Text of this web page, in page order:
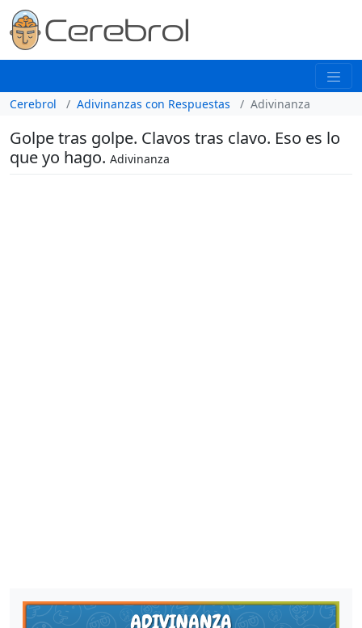
Cerebrol Adivinanzas con Respuestas Adivinanza
Golpe tras golpe. Clavos tras clavo. Eso es lo
que yo hago. Adivinanza